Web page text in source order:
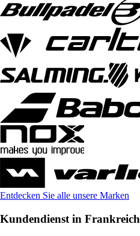
Entdecken Sie alle unsere Marken
Kundendienst in Frankreich